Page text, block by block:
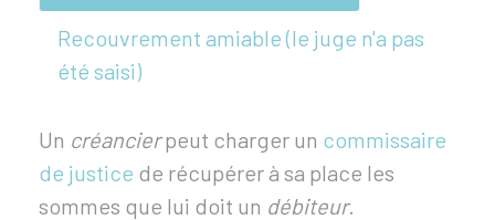
Recouvrement amiable (le juge n'a pas
été saisi)
Un créancierpeut charger un commissaire
de justice de récupérer à sa place les
sommes que lui doit un débiteur.